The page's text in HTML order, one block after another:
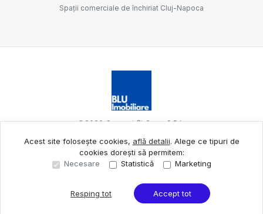
Sună acum Solicită vizionare
Spații comerciale de închiriat Cluj-Napoca
©2026Oameni Și Case S.R.L.
Site creat în
Acest site folosește cookies, află detalii. Alege ce tipuri de
cookies dorești să permitem:
Necesare
Statistică Marketing
Resping tot Accept tot